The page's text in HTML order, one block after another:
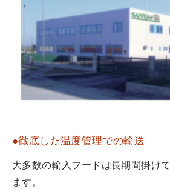
●徹底した温度管理での輸送
大多数の輸入フードは長期間掛け
ます。